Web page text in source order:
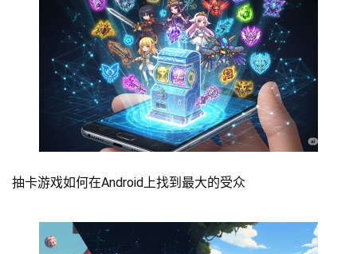
抽卡游戏如何在Android上找到最大的受众